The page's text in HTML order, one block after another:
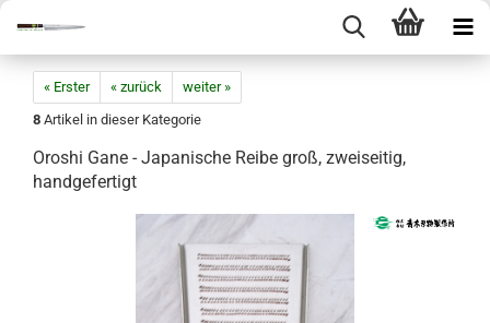
« Erster « zurück
weiter »
8 Artikel in dieser Kategorie
Oroshi Gane - Japanische Reibe groß, zweiseitig,
handgefertigt